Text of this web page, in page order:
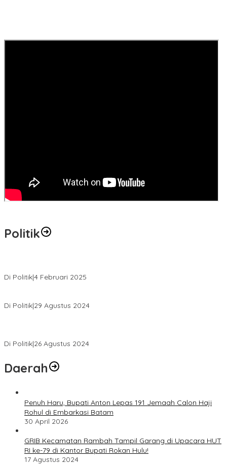
Politik
Di Politik|4 Februari 2025
Di Politik|29 Agustus 2024
Di Politik|26 Agustus 2024
Daerah
Penuh Haru, Bupati Anton Lepas 191 Jemaah Calon Haji
Rohul di Embarkasi Batam
30 April 2026
GRIB Kecamatan Rambah Tampil Garang di Upacara HUT
RI ke-79 di Kantor Bupati Rokan Hulu!
17 Agustus 2024